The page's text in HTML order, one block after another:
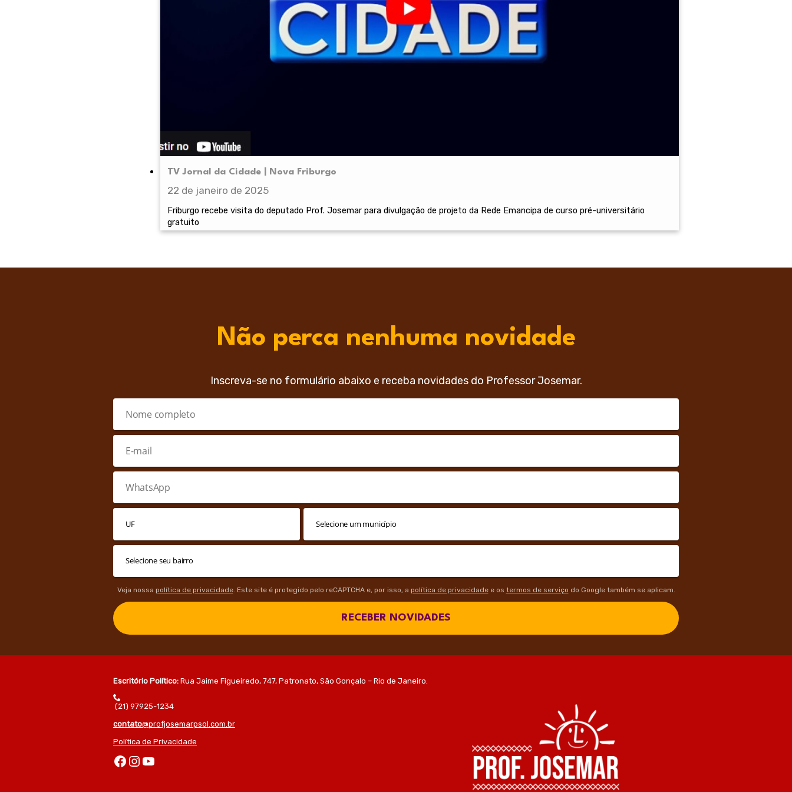
TV Jornal da Cidade | Nova Friburgo
22 de janeiro de 2025
Friburgo recebe visita do deputado Prof. Josemar para divulgação de projeto da Rede Emancipa de curso pré-universitário
gratuito
Não perca nenhuma novidade
Inscreva-se no formulário abaixo e receba novidades do Professor Josemar.
Veja nossa política de privacidade. Este site é protegido pelo reCAPTCHA e, por isso, a política de privacidadee os termos de serviço do Google também se aplicam.
RECEBER NOVIDADES
Escritório Político: Rua Jaime Figueiredo, 747, Patronato, São Gonçalo – Rio de Janeiro.
(21) 97925-1234
contato@profjosemarpsol.com.br
Política de Privacidade
Facebook Instagram Youtube